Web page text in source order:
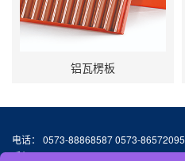
铝瓦楞板
电话： 0573-88868587 0573-86572095
手机：13064776677